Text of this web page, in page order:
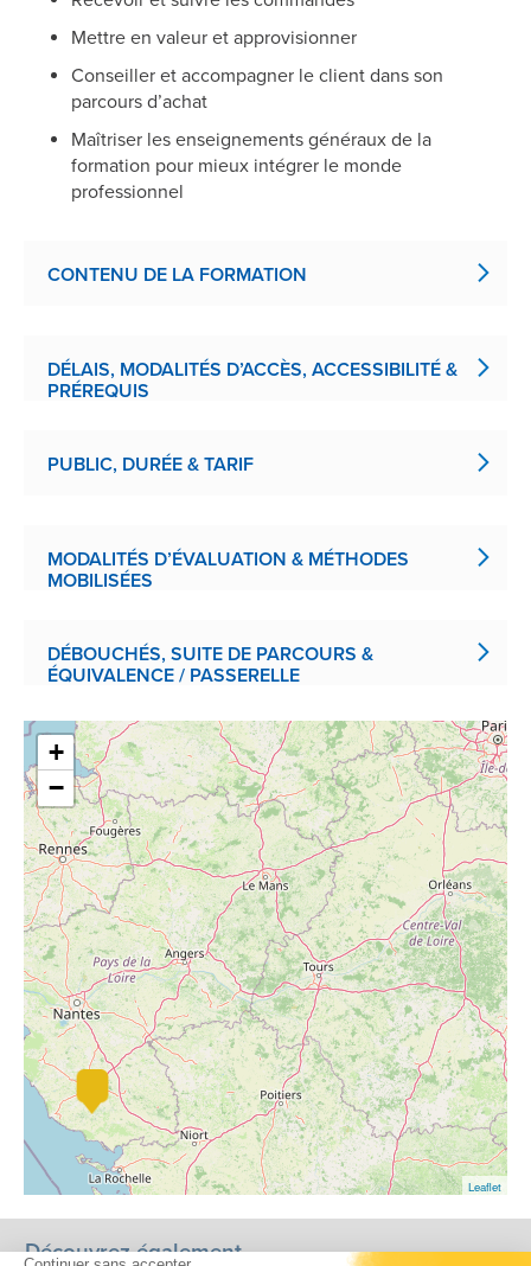
Mettre en valeur et approvisionner
Conseiller et accompagner le client dans son
parcours d’achat
Maîtriser les enseignements généraux de la
formation pour mieux intégrer le monde
professionnel
CONTENU DE LA FORMATION
DÉLAIS, MODALITÉS D’ACCÈS, ACCESSIBILITÉ &
PRÉREQUIS
PUBLIC, DURÉE & TARIF
MODALITÉS D’ÉVALUATION & MÉTHODES
MOBILISÉES
DÉBOUCHÉS, SUITE DE PARCOURS &
ÉQUIVALENCE / PASSERELLE
+
−
Leaflet
Découvrez également...